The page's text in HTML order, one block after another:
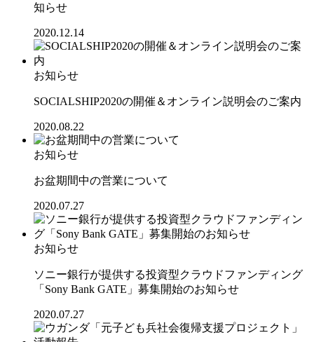
知らせ
2020.12.14
お知らせ
SOCIALSHIP2020の開催＆オンライン説明会のご案内
2020.08.22
お知らせ
お盆期間中の営業について
2020.07.27
お知らせ
ソニー銀行が提供する投資型クラウドファンディング
「Sony Bank GATE」募集開始のお知らせ
2020.07.27